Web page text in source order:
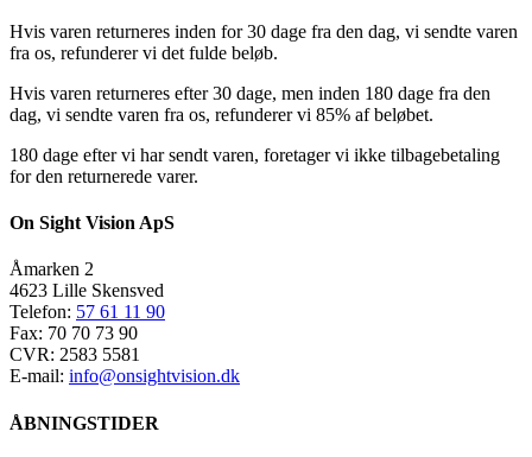
Hvis varen returneres inden for 30 dage fra den dag, vi sendte varen
fra os, refunderer vi det fulde beløb.
Hvis varen returneres efter 30 dage, men inden 180 dage fra den
dag, vi sendte varen fra os, refunderer vi 85% af beløbet.
180 dage efter vi har sendt varen, foretager vi ikke tilbagebetaling
for den returnerede varer.
On Sight Vision ApS
Åmarken 2
4623 Lille Skensved
Telefon: 57 61 11 90
Fax: 70 70 73 90
CVR: 2583 5581
E-mail: info@onsightvision.dk
ÅBNINGSTIDER